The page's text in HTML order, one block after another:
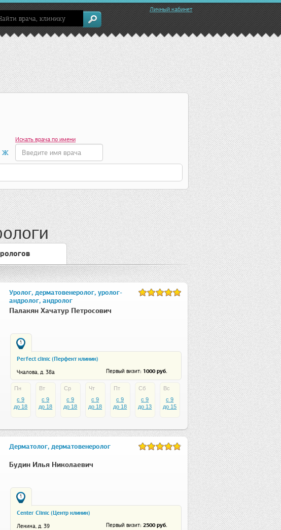
Личный кабинет
Ж
Искать врача по имени
Уролог, дерматовенеролог, уролог-
андролог, андролог
Палакян Хачатур Петросович
1
Perfect clinic (Перфект клиник)
Чкалова, д. 38а Первый визит: 1000 руб.
Пн
c 9
до 18
Вт
c 9
до 18
Ср
c 9
до 18
Чт
c 9
до 18
Пт
c 9
до 18
Сб
c 9
до 13
Вс
c 9
до 15
Дерматолог, дерматовенеролог
Будин Илья Николаевич
1
Center Clinic (Центр клиник)
Ленина, д. 39 Первый визит: 2500 руб.